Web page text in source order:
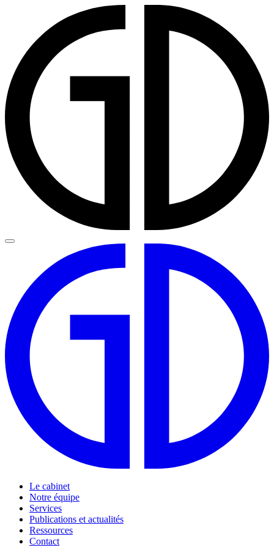
Le cabinet
Notre équipe
Services
Publications et actualités
Ressources
Contact